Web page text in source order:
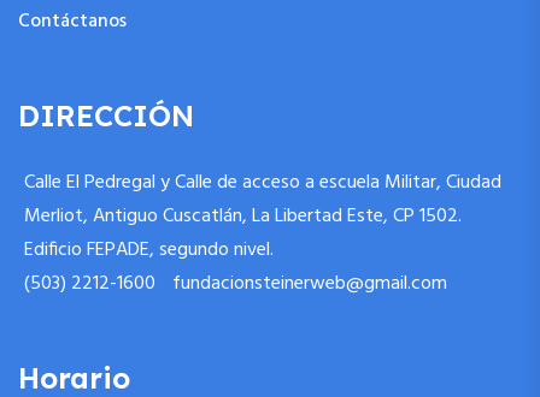
Contáctanos
DIRECCIÓN
Calle El Pedregal y Calle de acceso a escuela Militar, Ciudad
Merliot, Antiguo Cuscatlán, La Libertad Este, CP 1502.
Edificio FEPADE, segundo nivel.
(503) 2212-1600
fundacionsteinerweb@gmail.com
Horario